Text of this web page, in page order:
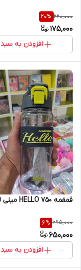
220,000
20%
175,000
افزودن به سبد
قمقمه HELLO 750 میلی لیتر
695,000
6%
650,000
افزودن به سبد